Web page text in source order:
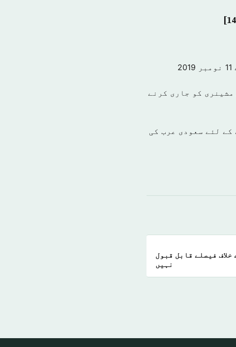
11 نومبر 2019
کو جاری کرنے
کو کامیاب بنانے کے لئے سعودی عرب کی
حکومت: 2216 کے خلاف فیصلے قابل قبول
نہیں